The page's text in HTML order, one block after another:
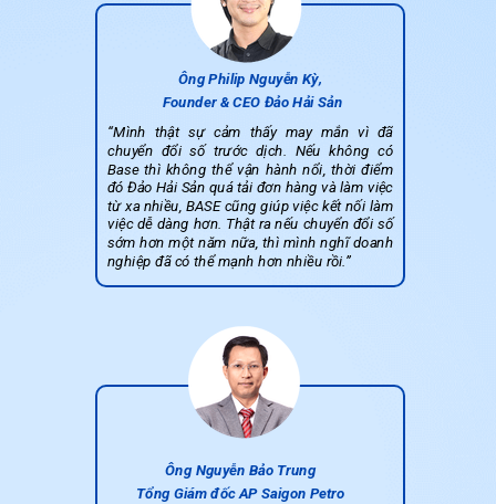
Ông Philip Nguyễn Kỳ,
Founder & CEO Đảo Hải Sản
“Mình thật sự cảm thấy may mắn vì đã
chuyển đổi số trước dịch. Nếu không có
Base thì không thể vận hành nổi, thời điểm
đó Đảo Hải Sản quá tải đơn hàng và làm việc
từ xa nhiều, BASE cũng giúp việc kết nối làm
việc dễ dàng hơn. Thật ra nếu chuyển đổi số
sớm hơn một năm nữa, thì mình nghĩ doanh
nghiệp đã có thể mạnh hơn nhiều rồi.”
Ông Nguyễn Bảo Trung
Tổng Giám đốc AP Saigon Petro